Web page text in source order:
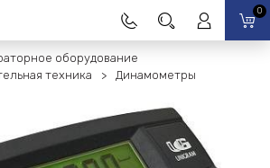
0
оборудование
техника
Динамометры